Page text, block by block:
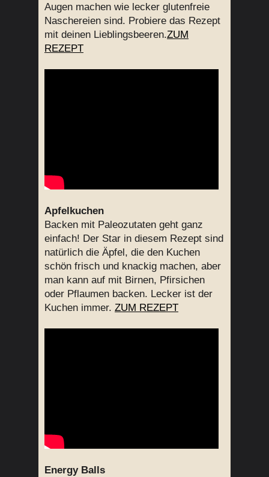
Augen machen wie lecker glutenfreie
Naschereien sind. Probiere das Rezept
mit deinen Lieblingsbeeren.ZUM
REZEPT
Apfelkuchen
Backen mit Paleozutaten geht ganz
einfach! Der Star in diesem Rezept sind
natürlich die Äpfel, die den Kuchen
schön frisch und knackig machen, aber
man kann auf mit Birnen, Pfirsichen
oder Pflaumen backen. Lecker ist der
Kuchen immer. ZUM REZEPT
Energy Balls